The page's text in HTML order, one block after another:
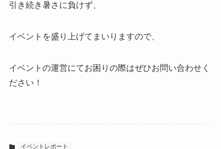
引き続き暑さに負けず、
イベントを盛り上げてまいりますので、
イベントの運営にてお困りの際はぜひお問い合わせく
ださい！
イベントレポート